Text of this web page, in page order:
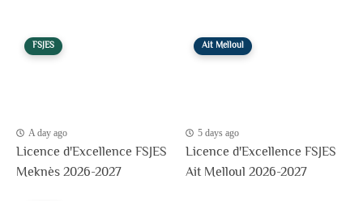
FSJES
A day ago
Licence d'Excellence FSJES
Meknès 2026-2027
Ait Melloul
5 days ago
Licence d'Excellence FSJES
Ait Melloul 2026-2027